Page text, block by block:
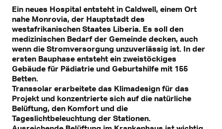
Ein neues Hospital entsteht in Caldwell, einem Ort
nahe Monrovia, der Hauptstadt des
westafrikanischen Staates Liberia. Es soll den
medizinischen Bedarf der Gemeinde decken, auch
wenn die Stromversorgung unzuverlässig ist. In der
ersten Bauphase entsteht ein zweistöckiges
Gebäude für Pädiatrie und Geburtshilfe mit 155
Betten.
Transsolar erarbeitete das Klimadesign für das
Projekt und konzentrierte sich auf die natürliche
Belüftung, den Komfort und die
Tageslichtbeleuchtung der Stationen.